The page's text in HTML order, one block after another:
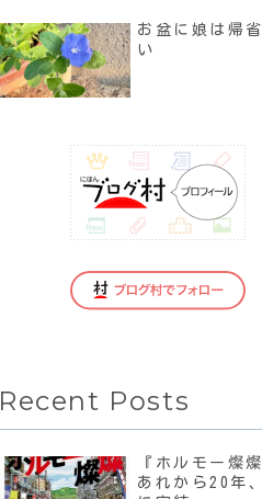
お盆に娘は帰
い
Recent Posts
『ホルモー燦
あれから20年